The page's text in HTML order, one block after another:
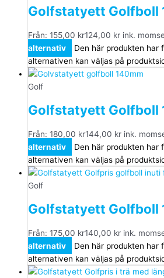
Golfstatyett Golfboll
Från: 155,00 kr124,00 kr ink. moms
alternativ
Den här produkten har
alternativen kan väljas på
Golf
Golfstatyett Golfboll
Från: 180,00 kr144,00 kr ink. moms
alternativ
Den här produkten har
alternativen kan väljas på
Golf
Golfstatyett Golfboll
Från: 175,00 kr140,00 kr ink. moms
alternativ
Den här produkten har
alternativen kan väljas på